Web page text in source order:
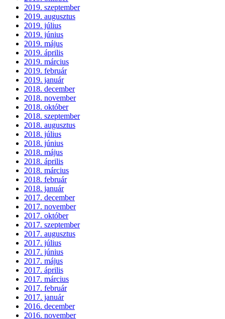
2019. szeptember
2019. augusztus
2019. július
2019. június
2019. május
2019. április
2019. március
2019. február
2019. január
2018. december
2018. november
2018. október
2018. szeptember
2018. augusztus
2018. július
2018. június
2018. május
2018. április
2018. március
2018. február
2018. január
2017. december
2017. november
2017. október
2017. szeptember
2017. augusztus
2017. július
2017. június
2017. május
2017. április
2017. március
2017. február
2017. január
2016. december
2016. november